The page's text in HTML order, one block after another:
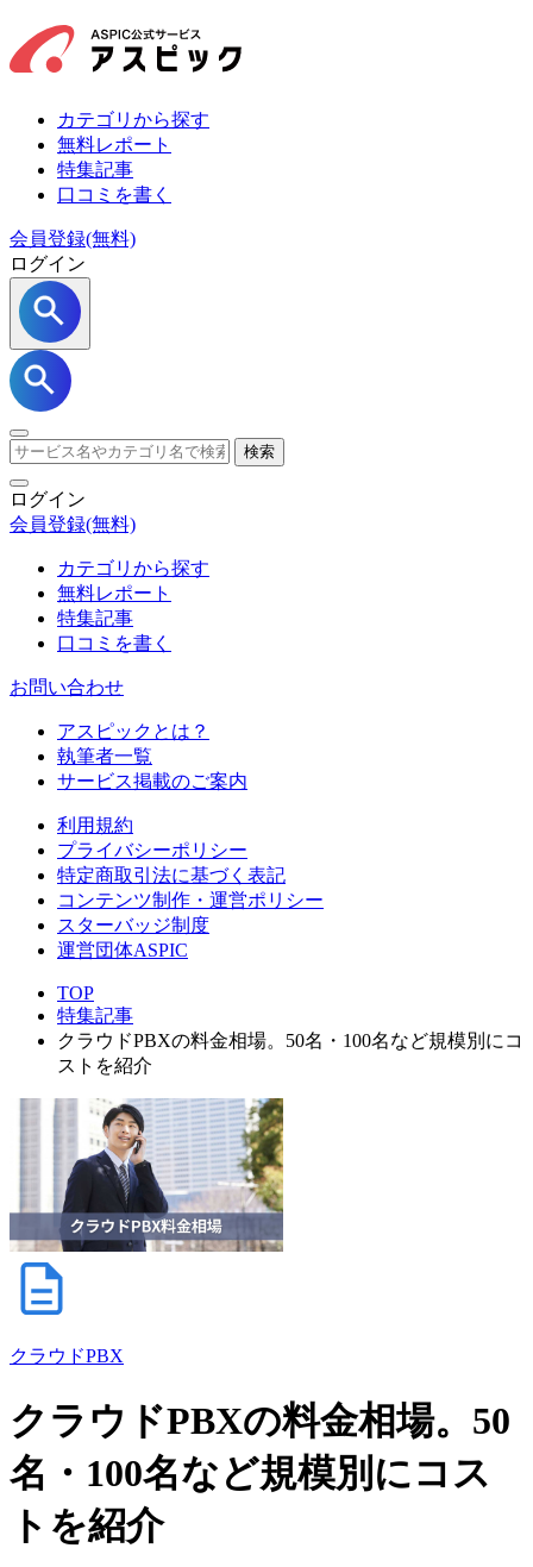
カテゴリから探す
無料レポート
特集記事
口コミを書く
会員登録(無料)
ログイン
検索
ログイン
会員登録(無料)
カテゴリから探す
無料レポート
特集記事
口コミを書く
お問い合わせ
アスピックとは？
執筆者一覧
サービス掲載のご案内
利用規約
プライバシーポリシー
特定商取引法に基づく表記
コンテンツ制作・運営ポリシー
スターバッジ制度
運営団体ASPIC
TOP
特集記事
クラウドPBXの料金相場。50名・100名など規模別にコ
ストを紹介
クラウドPBX
クラウドPBXの料金相場。50
名・100名など規模別にコス
トを紹介